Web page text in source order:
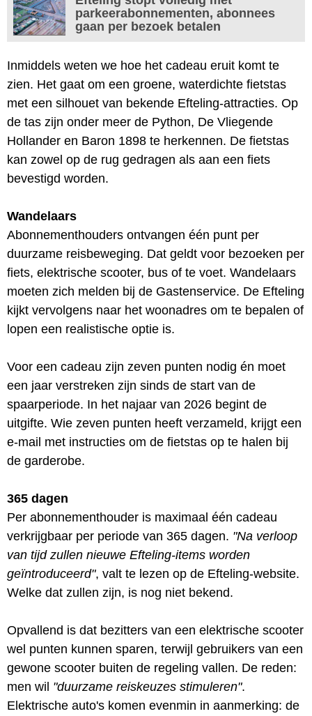
parkeerabonnementen, abonnees
gaan per bezoek betalen
Inmiddels weten we hoe het cadeau eruit komt te
zien. Het gaat om een groene, waterdichte fietstas
met een silhouet van bekende Efteling-attracties. Op
de tas zijn onder meer de Python, De Vliegende
Hollander en Baron 1898 te herkennen. De fietstas
kan zowel op de rug gedragen als aan een fiets
bevestigd worden.
Wandelaars
Abonnementhouders ontvangen één punt per
duurzame reisbeweging. Dat geldt voor bezoeken per
fiets, elektrische scooter, bus of te voet. Wandelaars
moeten zich melden bij de Gastenservice. De Efteling
kijkt vervolgens naar het woonadres om te bepalen of
lopen een realistische optie is.
Voor een cadeau zijn zeven punten nodig én moet
een jaar verstreken zijn sinds de start van de
spaarperiode. In het najaar van 2026 begint de
uitgifte. Wie zeven punten heeft verzameld, krijgt een
e-mail met instructies om de fietstas op te halen bij
de garderobe.
365 dagen
Per abonnementhouder is maximaal één cadeau
verkrijgbaar per periode van 365 dagen. "Na verloop
van tijd zullen nieuwe Efteling-items worden
geïntroduceerd", valt te lezen op de Efteling-website.
Welke dat zullen zijn, is nog niet bekend.
Opvallend is dat bezitters van een elektrische scooter
wel punten kunnen sparen, terwijl gebruikers van een
gewone scooter buiten de regeling vallen. De reden:
men wil "duurzame reiskeuzes stimuleren".
Elektrische auto's komen evenmin in aanmerking: de